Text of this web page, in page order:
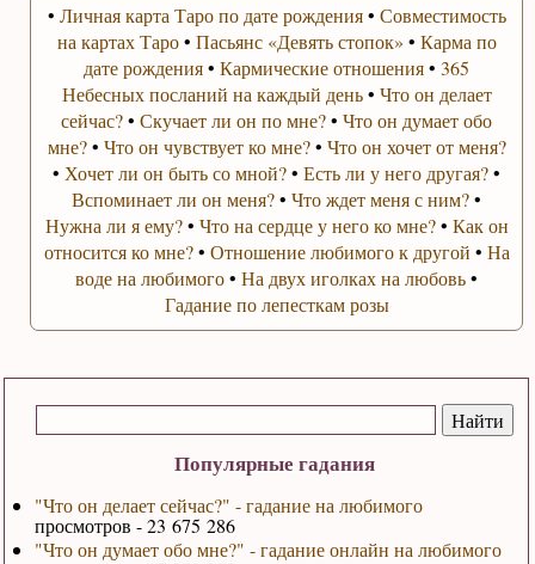
Популярные гадания
"Что он делает сейчас?" - гадание на любимого
просмотров - 23 675 286
"Что он думает обо мне?" - гадание онлайн на любимого
• Личная карта Таро по дате рождения• Совместимость
на картах Таро• Пасьянс «Девять стопок» • Карма по
дате рождения•Кармические отношения•365
Небесных посланий на каждый день• Что он делает
сейчас?•Скучает ли он по мне?•Что он думает обо
мне?• Что он чувствует ко мне?• Что он хочет от меня?
• Хочет ли он быть со мной?•Есть ли у него другая?•
Вспоминает ли он меня?•Что ждет меня с ним?•
Нужна ли я ему?• Что на сердце у него ко мне?• Как он
относится ко мне?• Отношение любимого к другой • На
воде на любимого•На двух иголках на любовь•
Гадание по лепесткам розы